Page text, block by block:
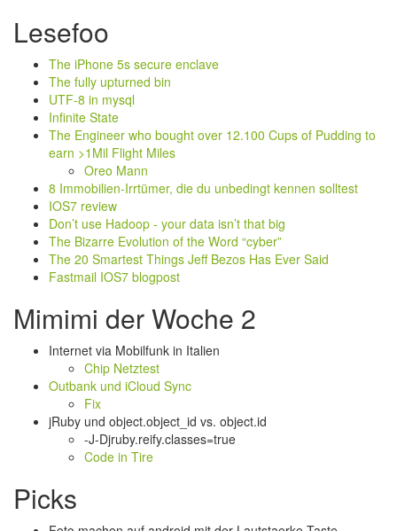
Lesefoo
The iPhone 5s secure enclave
The fully upturned bin
UTF-8 in mysql
Infinite State
The Engineer who bought over 12.100 Cups of Pudding to
earn >1Mil Flight Miles
Oreo Mann
8 Immobilien-Irrtümer, die du unbedingt kennen solltest
IOS7 review
Don’t use Hadoop - your data isn’t that big
The Bizarre Evolution of the Word “cyber”
The 20 Smartest Things Jeff Bezos Has Ever Said
Fastmail IOS7 blogpost
Mimimi der Woche 2
Internet via Mobilfunk in Italien
Chip Netztest
Outbank und iCloud Sync
Fix
jRuby und object.object_id vs. object.id
-J-Djruby.reify.classes=true
Code in Tire
Picks